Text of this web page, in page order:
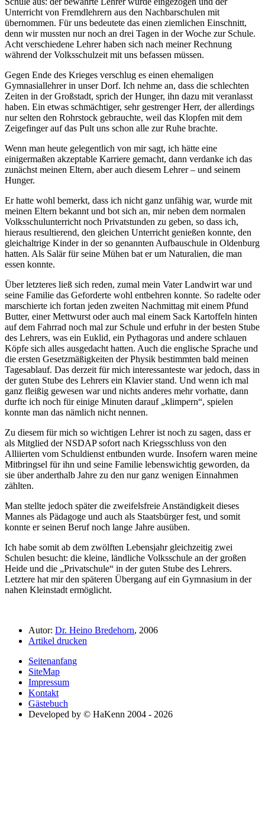
Unterricht von Fremdlehrern aus den Nachbarschulen mit
übernommen. Für uns bedeutete das einen ziemlichen Einschnitt,
denn wir mussten nur noch an drei Tagen in der Woche zur Schule.
Acht verschiedene Lehrer haben sich nach meiner Rechnung
während der Volksschulzeit mit uns befassen müssen.
Gegen Ende des Krieges verschlug es einen ehemaligen
Gymnasiallehrer in unser Dorf. Ich nehme an, dass die schlechten
Zeiten in der Großstadt, sprich der Hunger, ihn dazu mit veranlasst
haben. Ein etwas schmächtiger, sehr gestrenger Herr, der allerdings
nur selten den Rohrstock gebrauchte, weil das Klopfen mit dem
Zeigefinger auf das Pult uns schon alle zur Ruhe brachte.
Wenn man heute gelegentlich von mir sagt, ich hätte eine
einigermaßen akzeptable Karriere gemacht, dann verdanke ich das
zunächst meinen Eltern, aber auch diesem Lehrer – und seinem
Hunger.
Er hatte wohl bemerkt, dass ich nicht ganz unfähig war, wurde mit
meinen Eltern bekannt und bot sich an, mir neben dem normalen
Volksschulunterricht noch Privatstunden zu geben, so dass ich,
hieraus resultierend, den gleichen Unterricht genießen konnte, den
gleichaltrige Kinder in der so genannten Aufbauschule in Oldenburg
hatten. Als Salär für seine Mühen bat er um Naturalien, die man
essen konnte.
Über letzteres ließ sich reden, zumal mein Vater Landwirt war und
seine Familie das Geforderte wohl entbehren konnte. So radelte oder
marschierte ich fortan jeden zweiten Nachmittag mit einem Pfund
Butter, einer Mettwurst oder auch mal einem Sack Kartoffeln hinten
auf dem Fahrrad noch mal zur Schule und erfuhr in der besten Stube
des Lehrers, was ein Euklid, ein Pythagoras und andere schlauen
Köpfe sich alles ausgedacht hatten. Auch die englische Sprache und
die ersten Gesetzmäßigkeiten der Physik bestimmten bald meinen
Tagesablauf. Das derzeit für mich interessanteste war jedoch, dass in
der guten Stube des Lehrers ein Klavier stand. Und wenn ich mal
ganz fleißig gewesen war und nichts anderes mehr vorhatte, dann
durfte ich noch für einige Minuten darauf klimpern , spielen
konnte man das nämlich nicht nennen.
Zu diesem für mich so wichtigen Lehrer ist noch zu sagen, dass er
als Mitglied der NSDAP sofort nach Kriegsschluss von den
Alliierten vom Schuldienst entbunden wurde. Insofern waren meine
Mitbringsel für ihn und seine Familie lebenswichtig geworden, da
sie über anderthalb Jahre zu den nur ganz wenigen Einnahmen
zählten.
Man stellte jedoch später die zweifelsfreie Anständigkeit dieses
Mannes als Pädagoge und auch als Staatsbürger fest, und somit
konnte er seinen Beruf noch lange Jahre ausüben.
Ich habe somit ab dem zwölften Lebensjahr gleichzeitig zwei
Schulen besucht: die kleine, ländliche Volksschule an der großen
Heide und die
Privatschule
in der guten Stube des Lehrers.
Letztere hat mir den späteren Übergang auf ein Gymnasium in der
nahen Kleinstadt ermöglicht.
Autor: Dr. Heino Bredehorn, 2006
Artikel drucken
Seitenanfang
SiteMap
Impressum
Kontakt
Gästebuch
Developed by © HaKenn 2004 - 2026